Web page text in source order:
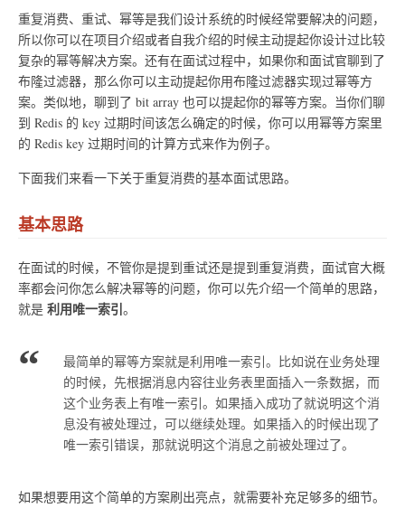
重复消费、重试、幂等是我们设计系统的时候经常要解决的问题，
所以你可以在项目介绍或者自我介绍的时候主动提起你设计过比较
复杂的幂等解决方案。还有在面试过程中，如果你和面试官聊到了
布隆过滤器，那么你可以主动提起你用布隆过滤器实现过幂等方
案。类似地，聊到了 bit array 也可以提起你的幂等方案。当你们聊
到 Redis 的 key 过期时间该怎么确定的时候，你可以用幂等方案里
的 Redis key 过期时间的计算方式来作为例子。
下面我们来看一下关于重复消费的基本面试思路。
基本思路
在面试的时候，不管你是提到重试还是提到重复消费，面试官大概
率都会问你怎么解决幂等的问题，你可以先介绍一个简单的思路，
就是 利用唯一索引。
最简单的幂等方案就是利用唯一索引。比如说在业务处理
的时候，先根据消息内容往业务表里面插入一条数据，而
这个业务表上有唯一索引。如果插入成功了就说明这个消
息没有被处理过，可以继续处理。如果插入的时候出现了
唯一索引错误，那就说明这个消息之前被处理过了。
如果想要用这个简单的方案刷出亮点，就需要补充足够多的细节。